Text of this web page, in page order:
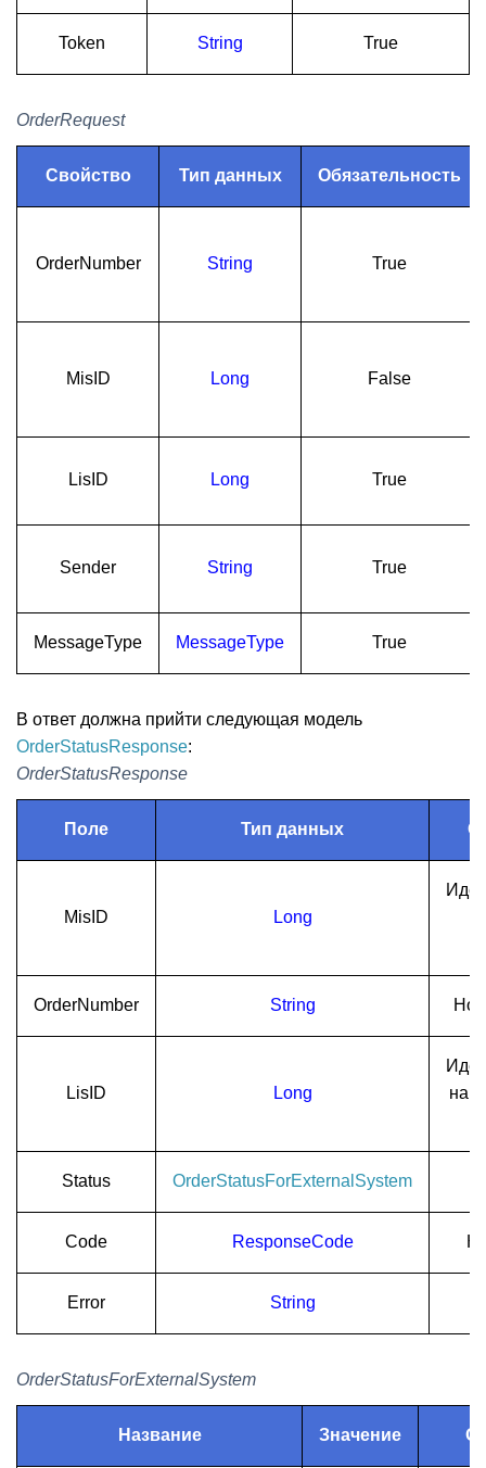
Token String True
OrderRequest
Свойство Тип данных Обязательность
OrderNumber String True
MisID Long False
LisID Long True
Sender String True
MessageType MessageType True
В ответ должна прийти следующая модель
OrderStatusResponse:
OrderStatusResponse
Поле Тип данных
MisID Long
OrderNumber String
LisID Long
Status OrderStatusForExternalSystem
Code ResponseCode
Error String
OrderStatusForExternalSystem
Название Значение